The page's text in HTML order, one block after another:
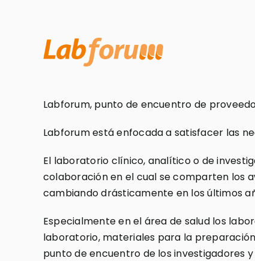
Labforum, punto de encuentro de
Labforum está enfocada a satisfacer las
El laboratorio clínico, analítico o de
colaboración en el cual se comparten los
cambiando drásticamente en los últimos
Especialmente en el área de salud los
laboratorio, materiales para la
punto de encuentro de los investigadores